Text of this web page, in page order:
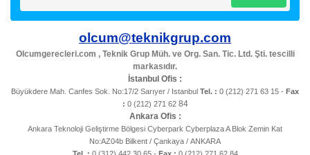
olcum@teknikgrup.com
Olcumgerecleri.com , Teknik Grup Müh. ve Org. San. Tic. Ltd. Şti. tescilli
markasıdır.
İstanbul Ofis :
Büyükdere Mah. Canfes Sok. No:17/2 Sarıyer / Istanbul Tel. : 0 (212) 271 63 15 - Fax
: 0 (212) 271 6284
Ankara Ofis :
Ankara Teknoloji Geliştirme Bölgesi Cyberpark Cyberplaza A Blok Zemin Kat
No:AZ04b Bilkent / Çankaya / ANKARA